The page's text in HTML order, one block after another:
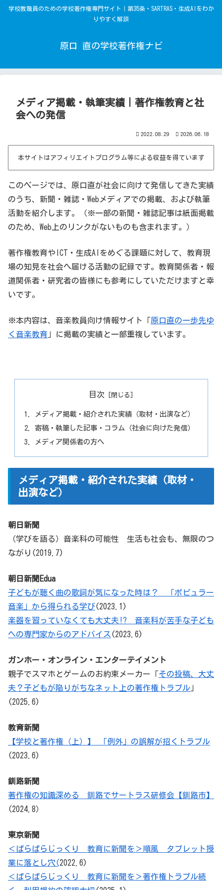
学校教職員のための学校著作権専門サイト｜第35条・SARTRAS・生成AIをわか
りやすく解説
原口 直の学校著作権ナビ
メディア掲載・執筆実績｜著作権教育と社
会への発信
2022.08.29 2026.06.18
本サイトはアフィリエイトプログラム等による収益を得ています
このページでは、原口直が社会に向けて発信してきた実績
のうち、新聞・雑誌・Webメディアでの掲載、および執筆
活動を紹介します。（※一部の新聞・雑誌記事は紙面掲載
のため、Web上のリンクがないものも含まれます。）
著作権教育やICT・生成AIをめぐる課題に対して、教育現
場の知見を社会へ届ける活動の記録です。教育関係者・報
道関係者・研究者の皆様にも参考にしていただけますと幸
いです。
※本内容は、音楽教員向け情報サイト「原口直の一歩先ゆ
く音楽教育 」に掲載の実績と一部重複しています。
目次
メディア掲載・紹介された実績（取材・出演など）
寄稿・執筆した記事・コラム（社会に向けた発信）
メディア関係者の方へ
メディア掲載・紹介された実績（取材・
出演など）
朝日新聞
（学びを語る）音楽科の可能性 生活も社会も、無限のつ
ながり(2019.7)
朝日新聞Edua
子どもが聴く曲の歌詞が気になった時は？ 「ポピュラー
音楽」から得られる学び(2023.1)
楽器を習っていなくても大丈夫!? 音楽科が苦手な子ども
への専門家からのアドバイス (2023.6)
ガンホー・オンライン・エンターテイメント
親子でスマホとゲームのお約束メーカー「その投稿、大丈
夫？子どもが陥りがちなネット上の著作権トラブル 」
(2025.6)
教育新聞
【学校と著作権（上）】 「例外」の誤解が招くトラブル
(2023.6)
釧路新聞
著作権の知識深める 釧路でサートラス研修会【釧路市】
(2024.8）
東京新聞
＜ぱらぱらじっくり 教育に新聞を＞順風 タブレット授
業に落とし穴(2022.6)
＜ぱらぱらじっくり 教育に新聞を＞著作権トラブル続